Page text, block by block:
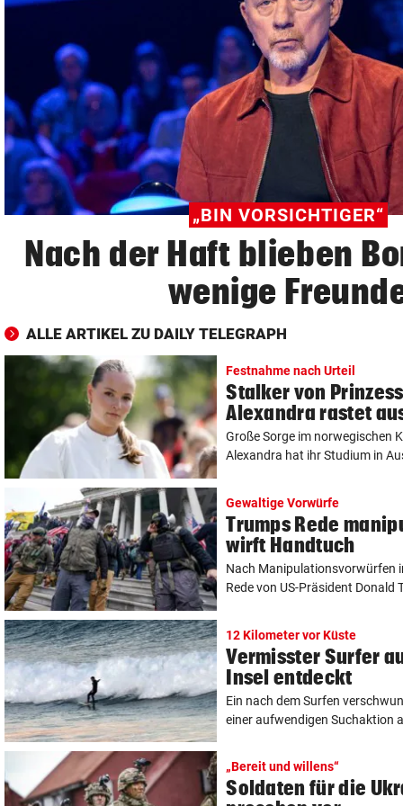
© Krone Multimedia GmbH & Co KG 2026
Muthgasse 2, 1190 Wien
„BIN VORSICHTIGER“
Nach der Haft blieben
wenige
ALLE ARTIKEL ZU DAILY TELEGRAPH
Festnahme nach Urteil
Stalker von
Alexandra rastet
Große Sorge im norwegischen
Alexandra hat ihr Studium in
Gewaltige Vorwürfe
Trumps Rede
wirft Handtuch
Nach Manipulationsvorwürfen
Rede von US-Präsident Donald
12 Kilometer vor Küste
Vermisster Surfer
Insel entdeckt
Ein nach dem Surfen
einer aufwendigen Suchaktion
„Bereit und willens“
Soldaten für die